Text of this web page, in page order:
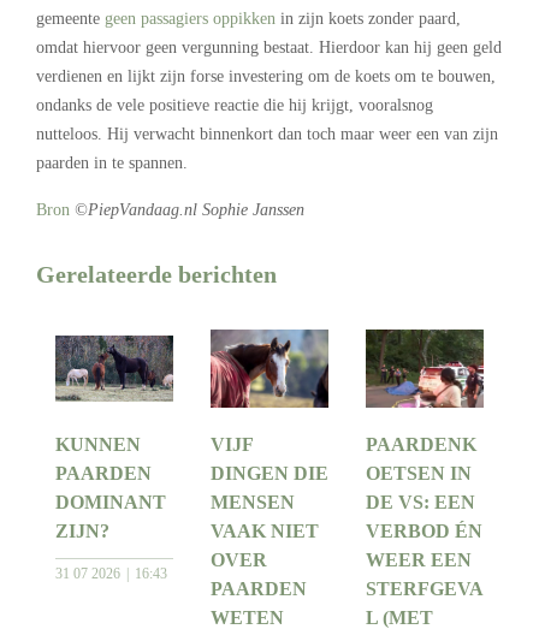
gemeente geen passagiers oppikken in zijn koets zonder paard,
omdat hiervoor geen vergunning bestaat. Hierdoor kan hij geen geld
verdienen en lijkt zijn forse investering om de koets om te bouwen,
ondanks de vele positieve reactie die hij krijgt, vooralsnog
nutteloos. Hij verwacht binnenkort dan toch maar weer een van zijn
paarden in te spannen.
Bron ©PiepVandaag.nl Sophie Janssen
Gerelateerde berichten
KUNNEN
PAARDEN
DOMINANT
ZIJN?
31 07 2026 16:43
VIJF
DINGEN DIE
MENSEN
VAAK NIET
OVER
PAARDEN
WETEN
PAARDENK
OETSEN IN
DE VS: EEN
VERBOD ÉN
WEER EEN
STERFGEVA
L (MET